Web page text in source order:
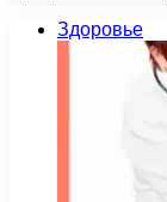
Здоровье